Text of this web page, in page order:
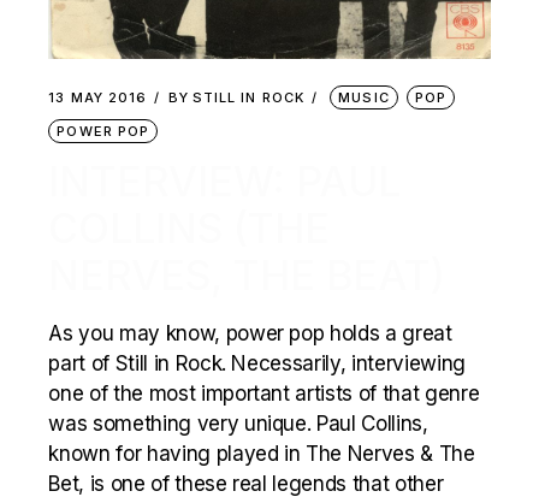
13 MAY 2016 BY STILL IN ROCK MUSIC
POP
POWER POP
As you may know, power pop holds a great
part of Still in Rock. Necessarily, interviewing
one of the most important artists of that genre
was something very unique. Paul Collins,
known for having played in The Nerves & The
Bet, is one of these real legends that other